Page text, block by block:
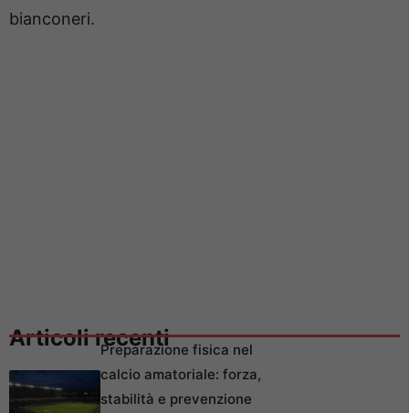
bianconeri.
Articoli recentiPreparazione fisica nel
calcio amatoriale: forza,
stabilità e prevenzione